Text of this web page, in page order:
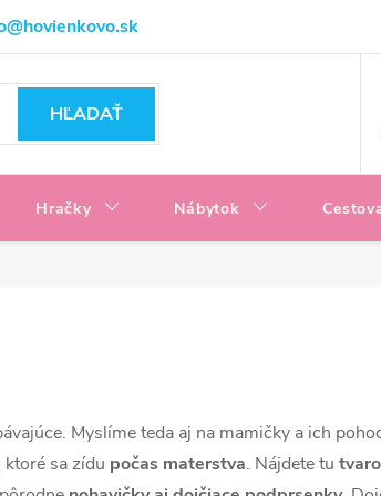
Reklamačné podmienky
HĽADAŤ
Hračky Nábytok
Myslíme teda aj na mamičky a ich
ktoré sa zídu počas materstva. Nájdete tu